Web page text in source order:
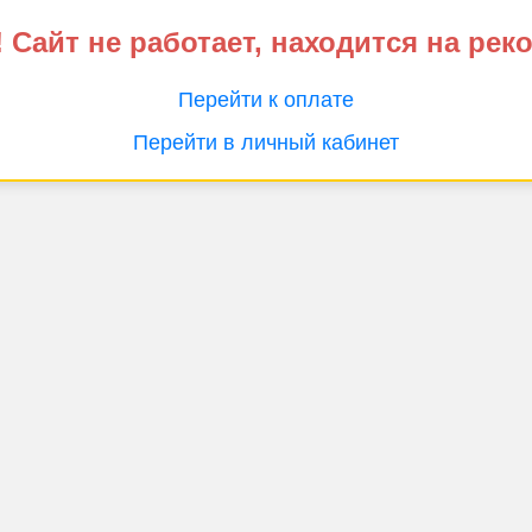
не работает, находится на
Перейти к оплате
Перейти в личный кабинет